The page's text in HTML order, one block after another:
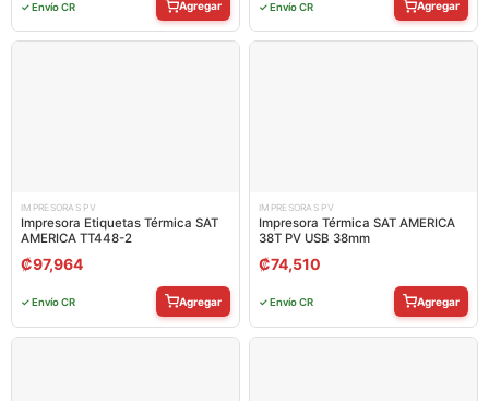
✓ Envío CR Agregar ✓ Envío CR Agregar
IMPRESORAS PV
Impresora Etiquetas Térmica SAT
AMERICA TT448-2
₡97,964
✓ Envío CR Agregar
IMPRESORAS PV
Impresora Térmica SAT AMERICA
38T PV USB 38mm
₡74,510
✓ Envío CR Agregar